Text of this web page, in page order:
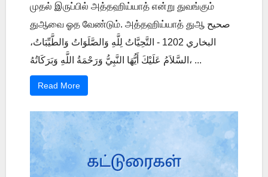
முதல் இருப்பில் அத்தஹிய்யாத் என்று துவங்கும்
துஆவை ஓத வேண்டும். அத்தஹிய்யாத் துஆ صحيح
البخاري 1202 - التَّحِيَّاتُ لِلَّهِ وَالصَّلَوَاتُ وَالطَّيِّبَاتُ،
السَّلاَمُ عَلَيْكَ أَيُّهَا النَّبِيُّ وَرَحْمَةُ اللَّهِ وَبَرَكَاتُهُ، ...
Read More